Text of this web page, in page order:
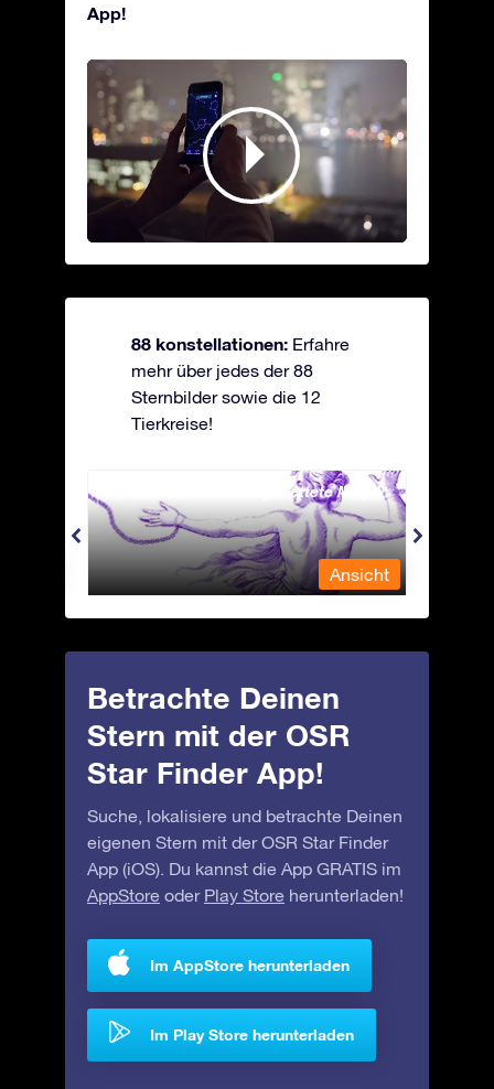
App!
88 konstellationen: Erfahre
mehr über jedes der 88
Sternbilder sowie die 12
Tierkreise!
Andromeda - Die angekettete Magd
Ansicht
Betrachte Deinen
Stern mit der OSR
Star Finder App!
Suche, lokalisiere und betrachte Deinen
eigenen Stern mit der OSR Star Finder
App (iOS). Du kannst die App GRATIS im
AppStore oder Play Store herunterladen!
Im AppStore herunterladen
Im Play Store herunterladen